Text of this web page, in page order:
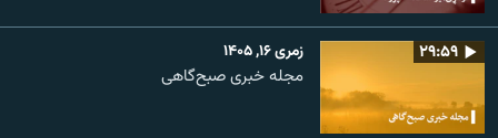
۲۹:۵۹ زمری ۱۶, ۱۴۰۵
مجله خبری صبح‌گاهی